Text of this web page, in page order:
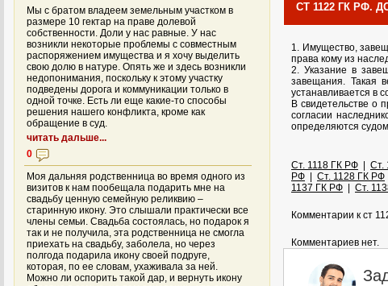
СТ 1122 ГК РФ.
1. Имущество,
права кому из
2. Указание в
завещания. Такая
устанавливается в
В свидетельстве о
согласии
определяются
Ст. 1118 ГК РФ Ст.
РФ
Ст. 1128 ГК РФ
1137 ГК РФ
Ст.
Комментарии к ст
Комментариев нет.
Мы с братом владеем земельным участком в
размере 10 гектар на праве долевой
собственности. Доли у нас равные. У нас
возникли некоторые проблемы с совместным
распоряжением имущества и я хочу выделить
свою долю в натуре. Опять же и здесь возникли
недопонимания, поскольку к этому участку
подведены дорога и коммуникации только в
одной точке. Есть ли еще какие-то способы
решения нашего конфликта, кроме как
обращение в суд.
читать дальше...
0
Моя дальняя родственница во время одного из
визитов к нам пообещала подарить мне на
свадьбу ценную семейную реликвию –
старинную икону. Это слышали практически все
члены семьи. Свадьба состоялась, но подарок я
так и не получила, эта родственница не смогла
приехать на свадьбу, заболела, но через
полгода подарила икону своей подруге,
которая, по ее словам, ухаживала за ней.
Можно ли оспорить такой дар, и вернуть икону